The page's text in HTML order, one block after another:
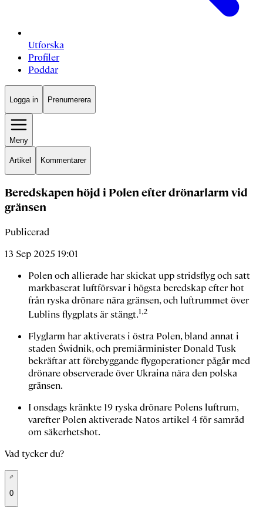
Utforska
Profiler
Poddar
Logga in Prenumerera
Meny
Artikel Kommentarer
Beredskapen höjd i Polen efter drönarlarm vid
gränsen
Publicerad
13 Sep 2025 19:01
Polen och allierade har skickat upp stridsflyg och satt
markbaserat luftförsvar i högsta beredskap efter hot
från ryska drönare nära gränsen, och luftrummet över
Lublins flygplats är stängt.1,2
Flyglarm har aktiverats i östra Polen, bland annat i
staden Świdnik, och premiärminister Donald Tusk
bekräftar att förebyggande flygoperationer pågår med
drönare observerade över Ukraina nära den polska
gränsen.
I onsdags kränkte 19 ryska drönare Polens luftrum,
varefter Polen aktiverade Natos artikel 4 för samråd
om säkerhetshot.
Vad tycker du?
0